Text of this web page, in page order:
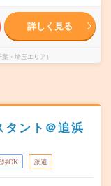
詳しく見る
・埼玉エリア）
タント＠追浜
録OK 派遣